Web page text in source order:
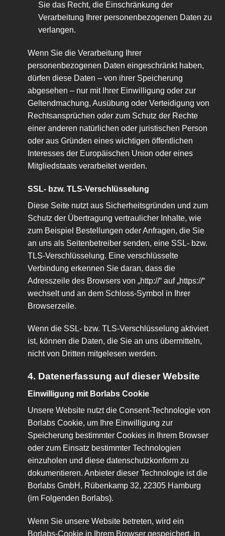
Sie das Recht, die Einschränkung der
Verarbeitung Ihrer personenbezogenen Daten zu
verlangen.
Wenn Sie die Verarbeitung Ihrer
personenbezogenen Daten eingeschränkt haben,
dürfen diese Daten – von ihrer Speicherung
abgesehen – nur mit Ihrer Einwilligung oder zur
Geltendmachung, Ausübung oder Verteidigung von
Rechtsansprüchen oder zum Schutz der Rechte
einer anderen natürlichen oder juristischen Person
oder aus Gründen eines wichtigen öffentlichen
Interesses der Europäischen Union oder eines
Mitgliedstaats verarbeitet werden.
SSL- bzw. TLS-Verschlüsselung
Diese Seite nutzt aus Sicherheitsgründen und zum
Schutz der Übertragung vertraulicher Inhalte, wie
zum Beispiel Bestellungen oder Anfragen, die Sie
an uns als Seitenbetreiber senden, eine SSL- bzw.
TLS-Verschlüsselung. Eine verschlüsselte
Verbindung erkennen Sie daran, dass die
Adresszeile des Browsers von „http://“ auf „https://“
wechselt und an dem Schloss-Symbol in Ihrer
Browserzeile.
Wenn die SSL- bzw. TLS-Verschlüsselung aktiviert
ist, können die Daten, die Sie an uns übermitteln,
nicht von Dritten mitgelesen werden.
4. Datenerfassung auf dieser Website
Einwilligung mit Borlabs Cookie
Unsere Website nutzt die Consent-Technologie von
Borlabs Cookie, um Ihre Einwilligung zur
Speicherung bestimmter Cookies in Ihrem Browser
oder zum Einsatz bestimmter Technologien
einzuholen und diese datenschutzkonform zu
dokumentieren. Anbieter dieser Technologie ist die
Borlabs GmbH, Rübenkamp 32, 22305 Hamburg
(im Folgenden Borlabs).
Wenn Sie unsere Website betreten, wird ein
Borlabs-Cookie in Ihrem Browser gespeichert, in